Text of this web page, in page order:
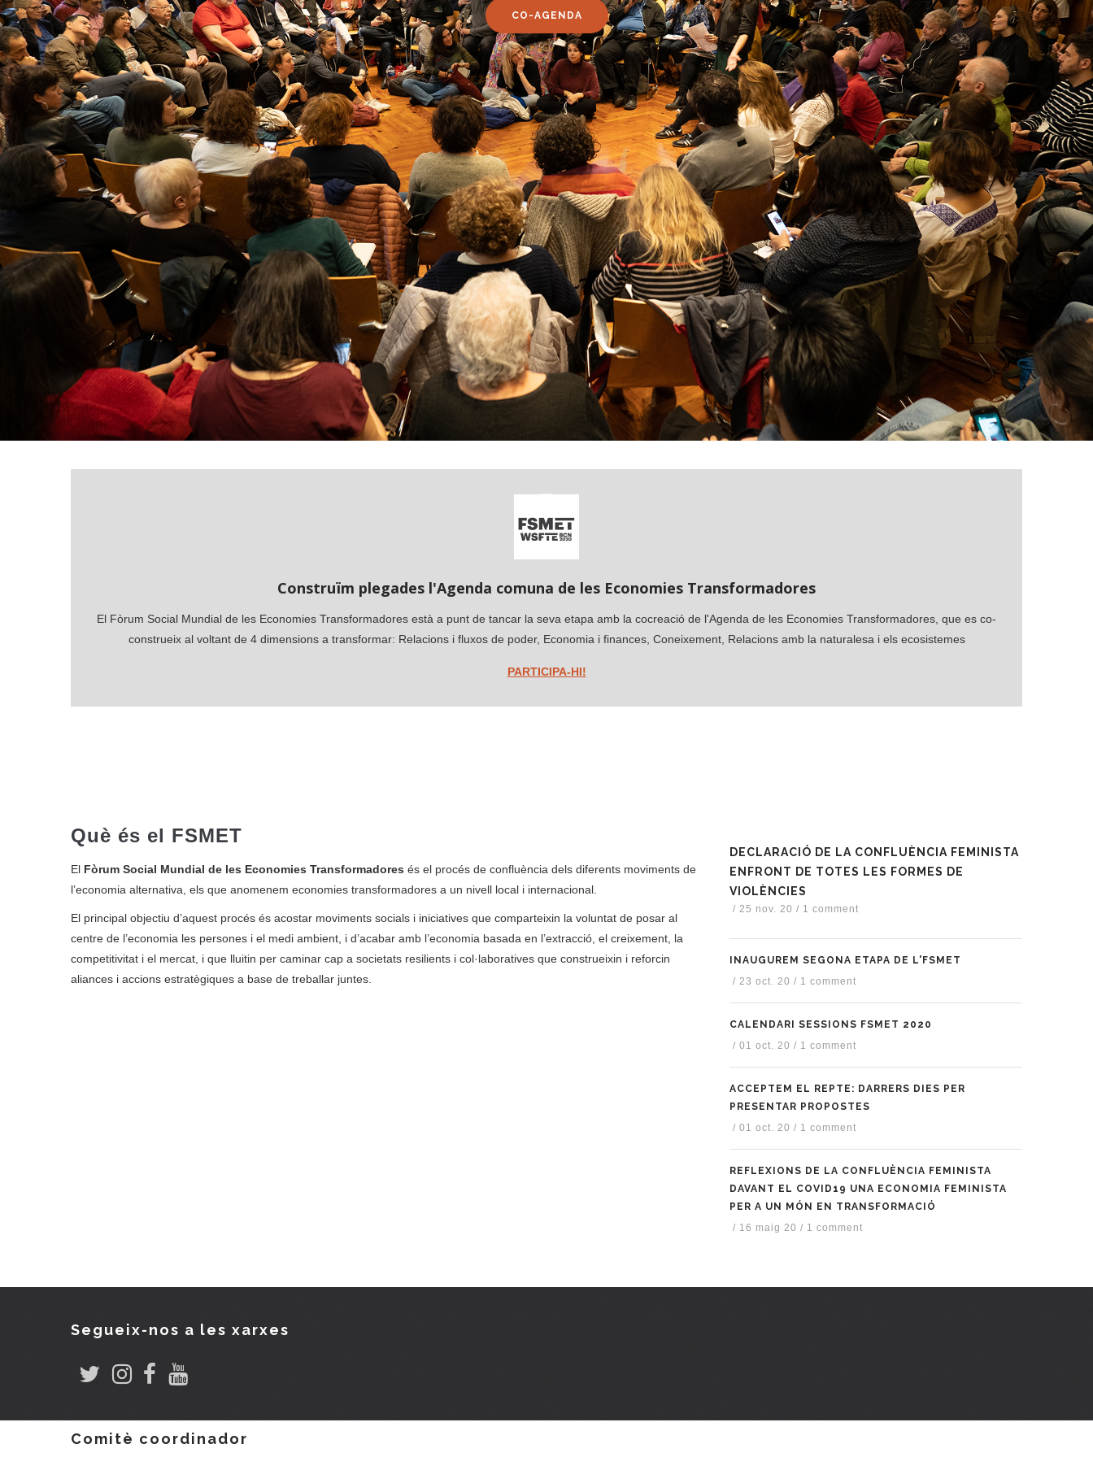
CO-AGENDA
Construïm plegades l'Agenda comuna de les Economies Transformadores
El Fòrum Social Mundial de les Economies Transformadores està a punt de tancar la seva etapa amb la cocreació de l'Agenda de les Economies Transformadores, que es co-
construeix al voltant de 4 dimensions a transformar: Relacions i fluxos de poder, Economia i finances, Coneixement, Relacions amb la naturalesa i els ecosistemes
PARTICIPA-HI!
Què és el FSMET
El Fòrum Social Mundial de les Economies Transformadores és el procés de confluència dels diferents moviments de
l’economia alternativa, els que anomenem economies transformadores a un nivell local i internacional.
El principal objectiu d’aquest procés és acostar moviments socials i iniciatives que comparteixin la voluntat de posar al
centre de l’economia les persones i el medi ambient, i d’acabar amb l’economia basada en l’extracció, el creixement, la
competitivitat i el mercat, i que lluitin per caminar cap a societats resilients i col·laboratives que construeixin i reforcin
aliances i accions estratègiques a base de treballar juntes.
DECLARACIÓ DE LA CONFLUÈNCIA FEMINISTA
ENFRONT DE TOTES LES FORMES DE
VIOLÈNCIES
/ 25 nov. 20 / 1 comment
INAUGUREM SEGONA ETAPA DE L'FSMET
/ 23 oct. 20 / 1 comment
CALENDARI SESSIONS FSMET 2020
/ 01 oct. 20 / 1 comment
ACCEPTEM EL REPTE: DARRERS DIES PER
PRESENTAR PROPOSTES
/ 01 oct. 20 / 1 comment
REFLEXIONS DE LA CONFLUÈNCIA FEMINISTA
DAVANT EL COVID19 UNA ECONOMIA FEMINISTA
PER A UN MÓN EN TRANSFORMACIÓ
/ 16 maig 20 / 1 comment
Segueix-nos a les xarxes
Comitè coordinador